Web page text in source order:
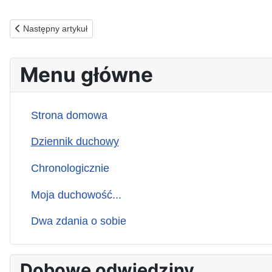
Poprzednia strona: 18.04.2026(s) ZA TYCH, KTÓRZY WIEDZĄ,
Następny artykuł
Menu główne
Strona domowa
Dziennik duchowy
Chronologicznie
Moja duchowość...
Dwa zdania o sobie